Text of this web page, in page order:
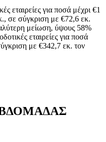
εταιρείες για ποσά μέχρι €1
σε σύγκριση με €72,6 εκ.
μείωση, ύψους 58%
εταιρείες για ποσά
με €342,7 εκ. τον